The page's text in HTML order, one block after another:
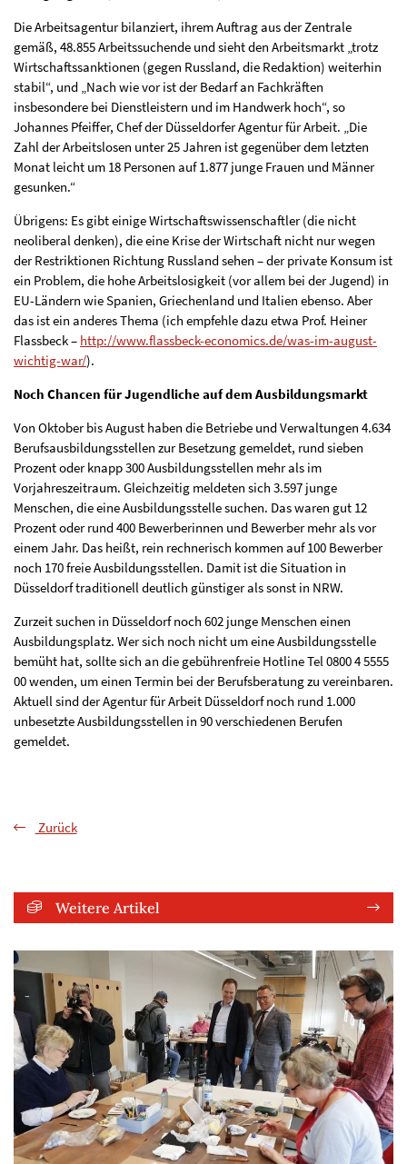
Die Arbeitsagentur bilanziert, ihrem Auftrag aus der Zentrale
gemäß, 48.855 Arbeitssuchende und sieht den Arbeitsmarkt „trotz
Wirtschaftssanktionen (gegen Russland, die Redaktion) weiterhin
stabil“, und „Nach wie vor ist der Bedarf an Fachkräften
insbesondere bei Dienstleistern und im Handwerk hoch“, so
Johannes Pfeiffer, Chef der Düsseldorfer Agentur für Arbeit. „Die
Zahl der Arbeitslosen unter 25 Jahren ist gegenüber dem letzten
Monat leicht um 18 Personen auf 1.877 junge Frauen und Männer
gesunken.“
Übrigens: Es gibt einige Wirtschaftswissenschaftler (die nicht
neoliberal denken), die eine Krise der Wirtschaft nicht nur wegen
der Restriktionen Richtung Russland sehen – der private Konsum ist
ein Problem, die hohe Arbeitslosigkeit (vor allem bei der Jugend) in
EU-Ländern wie Spanien, Griechenland und Italien ebenso. Aber
das ist ein anderes Thema (ich empfehle dazu etwa Prof. Heiner
Flassbeck – http://www.flassbeck-economics.de/was-im-august-
wichtig-war/).
Noch Chancen für Jugendliche auf dem Ausbildungsmarkt
Von Oktober bis August haben die Betriebe und Verwaltungen 4.634
Berufsausbildungsstellen zur Besetzung gemeldet, rund sieben
Prozent oder knapp 300 Ausbildungsstellen mehr als im
Vorjahreszeitraum. Gleichzeitig meldeten sich 3.597 junge
Menschen, die eine Ausbildungsstelle suchen. Das waren gut 12
Prozent oder rund 400 Bewerberinnen und Bewerber mehr als vor
einem Jahr. Das heißt, rein rechnerisch kommen auf 100 Bewerber
noch 170 freie Ausbildungsstellen. Damit ist die Situation in
Düsseldorf traditionell deutlich günstiger als sonst in NRW.
Zurzeit suchen in Düsseldorf noch 602 junge Menschen einen
Ausbildungsplatz. Wer sich noch nicht um eine Ausbildungsstelle
bemüht hat, sollte sich an die gebührenfreie Hotline Tel 0800 4 5555
00 wenden, um einen Termin bei der Berufsberatung zu vereinbaren.
Aktuell sind der Agentur für Arbeit Düsseldorf noch rund 1.000
unbesetzte Ausbildungsstellen in 90 verschiedenen Berufen
gemeldet.
Zurück
Weitere Artikel